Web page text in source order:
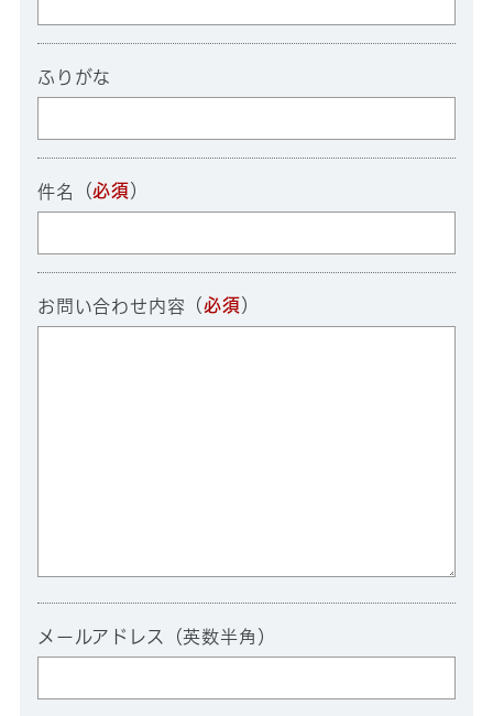
ふりがな
件名 （必須 ）
お問い合わせ内容 （必須 ）
メールアドレス（英数半角）